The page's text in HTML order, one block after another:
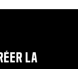
LA